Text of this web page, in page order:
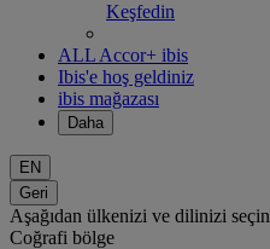
Keşfedin
ALL Accor+ ibis
Ibis'e hoş geldiniz
ibis mağazası
Daha
EN
Geri
Aşağıdan ülkenizi ve dilinizi seçin
Coğrafi bölge